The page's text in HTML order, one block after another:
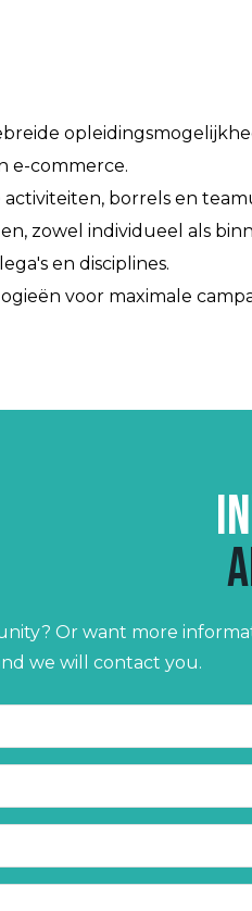
e-commerce.
borrels en
zowel individueel als
en disciplines.
voor maximale
Or want more
we will contact you.